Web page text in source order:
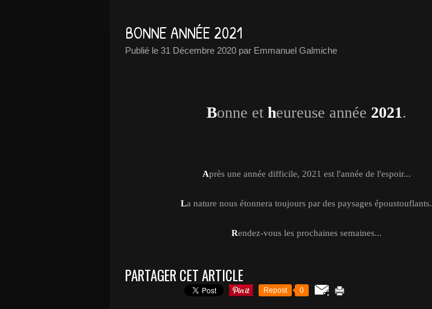
BONNE ANNÉE 2021
Publié le 31 Décembre 2020 par Emmanuel Galmiche
Bonne et heureuse année 2021.
Après une année difficile, 2021 est l'année de l'espoir...
La nature nous étonnera toujours par des paysages époustouflants.
Rendez-vous les prochaines semaines...
PARTAGER CET ARTICLE
Repost 0